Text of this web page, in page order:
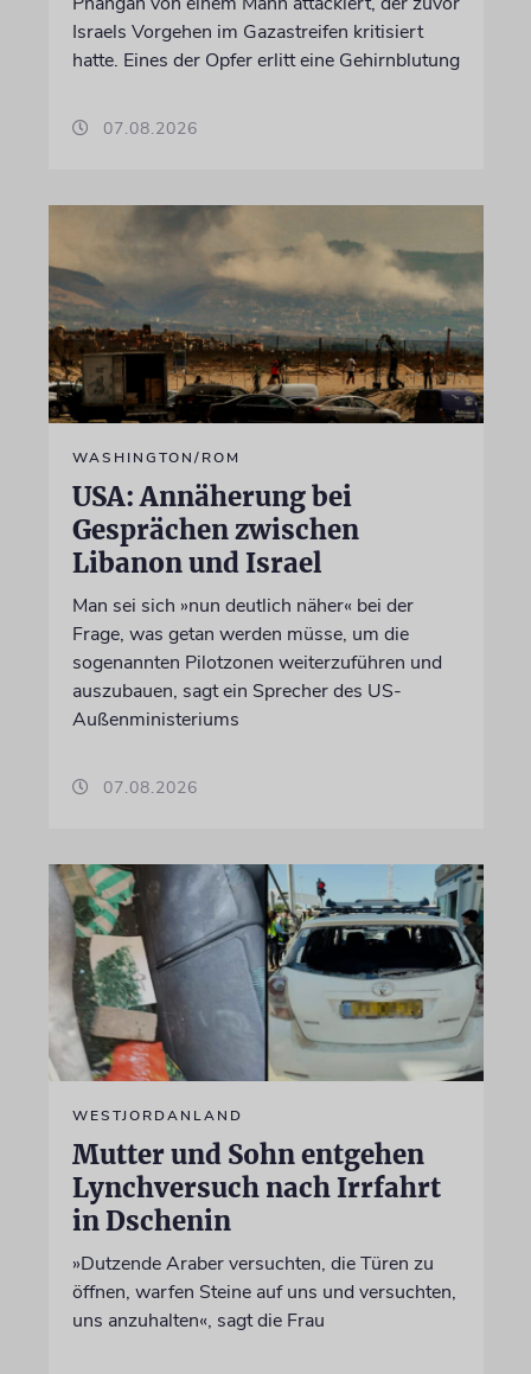
Israels Vorgehen im Gazastreifen kritisiert
hatte. Eines der Opfer erlitt eine Gehirnblutung
07.08.2026
WASHINGTON/ROM
USA: Annäherung bei
Gesprächen zwischen
Libanon und Israel
Man sei sich »nun deutlich näher« bei der
Frage, was getan werden müsse, um die
sogenannten Pilotzonen weiterzuführen und
auszubauen, sagt ein Sprecher des US-
Außenministeriums
07.08.2026
WESTJORDANLAND
Mutter und Sohn entgehen
Lynchversuch nach Irrfahrt
in Dschenin
»Dutzende Araber versuchten, die Türen zu
öffnen, warfen Steine auf uns und versuchten,
uns anzuhalten«, sagt die Frau